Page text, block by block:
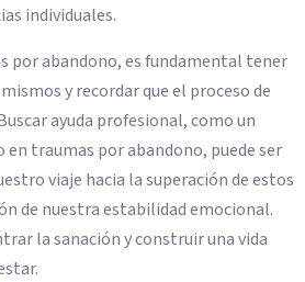
individuales.
por abandono, es fundamental tener
y recordar que el proceso de
ayuda profesional, como un
traumas por abandono, puede ser
viaje hacia la superación de estos
de nuestra estabilidad emocional.
la sanación y construir una vida